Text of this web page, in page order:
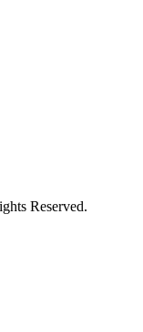
Reserved.